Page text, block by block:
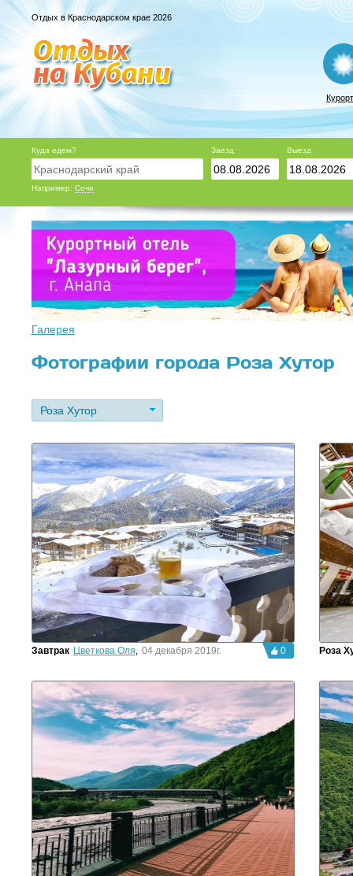
Отдых в Краснодарском крае 2026
Куда едем?
Например: Сочи
Заезд Выезд
Галерея
Фотографии города Роза Хутор
Роза Хутор
Завтрак Цветкова Оля, 04 декабря 2019г. 0 Роза